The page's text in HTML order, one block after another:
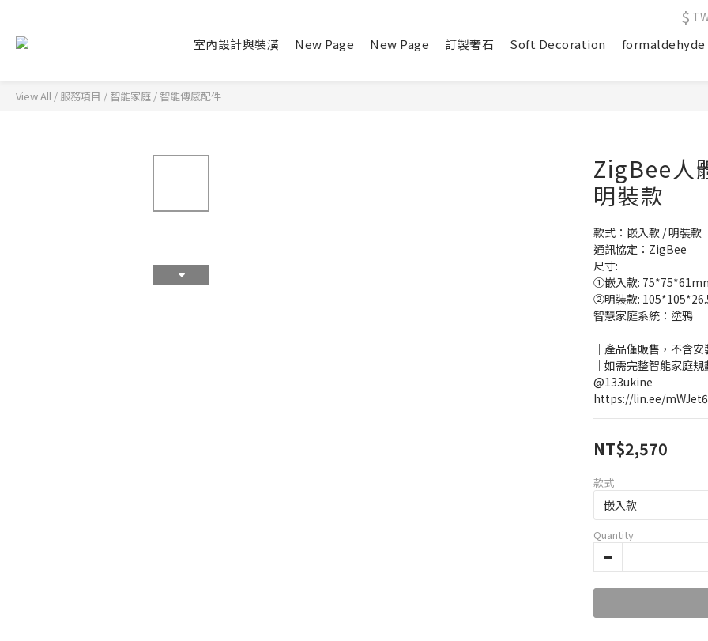
$
室內設計與裝潢 New Page New Page 訂製奢石 Soft Decoration formaldehyde
View All / 服務項目 / 智能家庭 / 智能傳感配件
ZigBee人
明裝款
款式：嵌入款 / 明裝款
通訊協定：ZigBee
尺寸:
①嵌入款:
②明裝款:
智慧家庭系統：塗鴉
｜產品僅販售，不含
｜如需完整智能家庭
@133ukine
https://lin.ee/
NT$2,570
款式
Quantity